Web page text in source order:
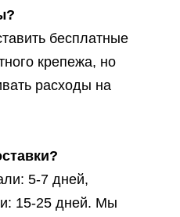
бесплатные
крепежа, но
расходы на
5-7 дней,
15-25 дней. Мы